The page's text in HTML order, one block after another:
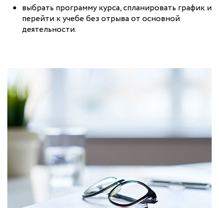
выбрать программу курса, спланировать график и
перейти к учебе без отрыва от основной
деятельности.